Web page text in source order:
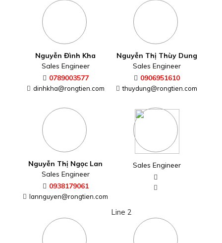
Nguyễn Thị Ngọc Lan
Sales Engineer
0938179061
lannguyen@rongtien.com
Sales Engineer
Line 2
Nguyễn Duy Thông
Sales Engineer
0916983232
thongnguyen@rongtien.com
Đinh Công Đức
Sales Engineer
0918044463
dinhcongduc@rongtien.com
Nguyễn Thị Thùy Tâm
Trần Thị Nguyệt Hằng